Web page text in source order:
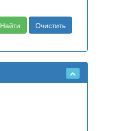
Найти
Очистить